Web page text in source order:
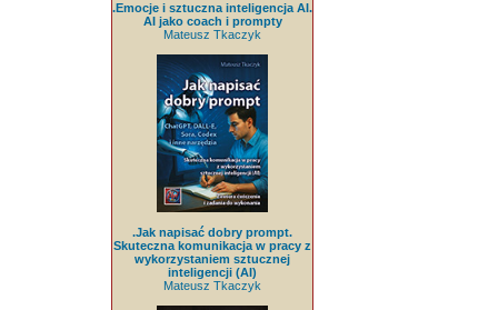
.Emocje i sztuczna inteligencja AI.
AI jako coach i prompty
Mateusz Tkaczyk
.Jak napisać dobry prompt.
Skuteczna komunikacja w pracy z
wykorzystaniem sztucznej
inteligencji (AI)
Mateusz Tkaczyk